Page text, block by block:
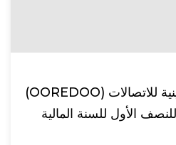
موبايل الوطنية الفلسطينية للاتصالات (OOREDOO)
الأول للسنة المالية